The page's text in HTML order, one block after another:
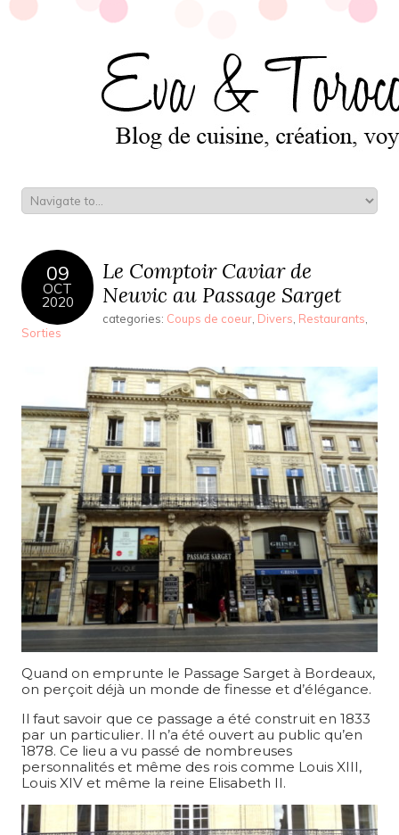
09
OCT
2020
Le Comptoir Caviar de
Neuvic au Passage Sarget
categories: Coups de coeur Divers Restaurants
Sorties
Quand on emprunte le Passage Sarget à Bordeaux,
on perçoit déjà un monde de finesse et d’élégance.
Il faut savoir que ce passage a été construit en 1833
par un particulier. Il n’a été ouvert au public qu’en
1878. Ce lieu a vu passé de nombreuses
personnalités et même des rois comme Louis XIII,
Louis XIV et même la reine Elisabeth II.